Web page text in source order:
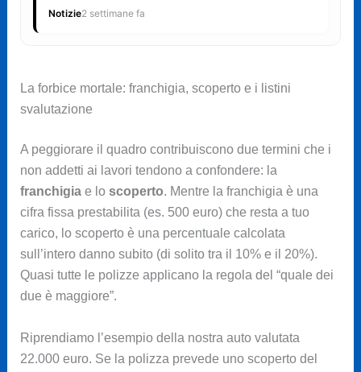
Notizie2 settimane fa
La forbice mortale: franchigia, scoperto e i listini
svalutazione
A peggiorare il quadro contribuiscono due termini che i
non addetti ai lavori tendono a confondere: la
franchigiae lo scoperto. Mentre la franchigia è una
cifra fissa prestabilita (es. 500 euro) che resta a tuo
carico, lo scoperto è una percentuale calcolata
sull’intero danno subito (di solito tra il 10% e il 20%).
Quasi tutte le polizze applicano la regola del “quale dei
due è maggiore”.
Riprendiamo l’esempio della nostra auto valutata
22.000 euro. Se la polizza prevede uno scoperto del